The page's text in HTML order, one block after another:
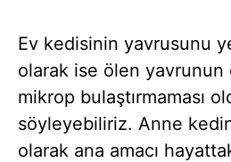
Ev kedisinin yavrusunu
olarak ise ölen yavrunun
mikrop bulaştırmaması
söyleyebiliriz. Anne
olarak ana amacı